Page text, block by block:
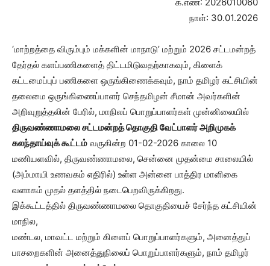
நாள்: 30.01.2026
‘மாற்றத்தை விரும்பும் மக்களின் மாநாடு’ மற்றும் 2026 சட்டமன்றத்
தேர்தல் களப்பணிகளைத் திட்டமிடுவதற்காகவும், கிளைக்
கட்டமைப்புப் பணிகளை ஒருங்கிணைக்கவும், நாம் தமிழர் கட்சியின்
தலைமை ஒருங்கிணைப்பாளர் செந்தமிழன் சீமான் அவர்களின்
அறிவுறுத்தலின் பேரில், மாநிலப் பொறுப்பாளர்கள் முன்னிலையில்
திருவண்ணாமலை சட்டமன்றத் தொகுதி வேட்பாளர் அறிமுகக்
கலந்தாய்வுக் கூட்டம் வருகின்ற 01-02-2026 காலை 10
மணியளவில், திருவண்ணாமலை, சென்னை முதன்மை சாலையில்
(அம்மாயி உணவகம் எதிரில்) உள்ள அன்னை பாத்திர மாளிகை
வளாகம் முதல் தளத்தில் நடைபெறவிருக்கிறது.
இக்கூட்டத்தில் திருவண்ணாமலை தொகுதியைச் சேர்ந்த கட்சியின்
மாநில,
மண்டல, மாவட்ட மற்றும் கிளைப் பொறுப்பாளர்களும், அனைத்துப்
பாசறைகளின் அனைத்துநிலைப் பொறுப்பாளர்களும், நாம் தமிழர்